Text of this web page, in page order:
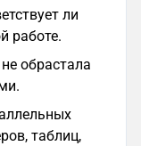
ли
работе.
обрастала
таблиц,